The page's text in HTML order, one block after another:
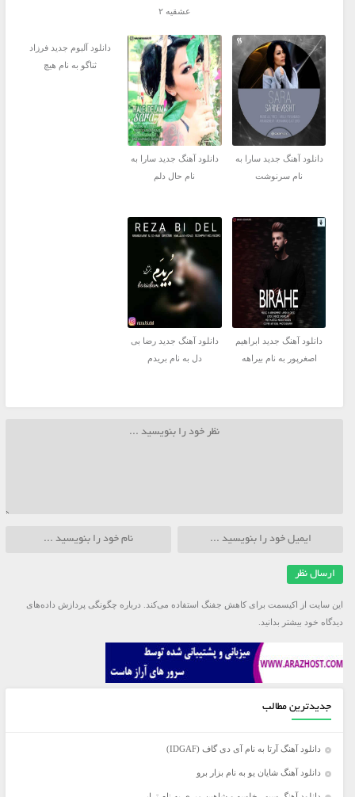
عشقیه ۲
دانلود آهنگ جدید سارا به
نام سرنوشت
دانلود آهنگ جدید سارا به
نام حال دلم
دانلود آلبوم جدید فرزاد
ثناگو به نام هیچ
دانلود آهنگ جدید ابراهیم
اصغرپور به نام بیراهه
دانلود آهنگ جدید رضا بی
دل به نام بریدم
این سایت از اکیسمت برای کاهش جفنگ استفاده می‌کند. درباره چگونگی پردازش داده‌های
دیدگاه خود بیشتر بدانید.
جدیدترین مطالب
دانلود آهنگ آرتا به نام آی دی گاف (IDGAF)
دانلود آهنگ شایان یو به نام بزار برو